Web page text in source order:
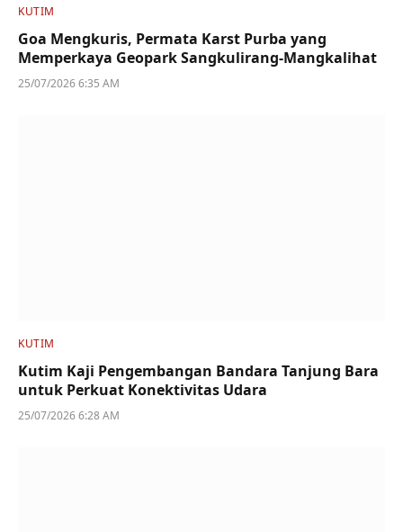
KUTIM
Goa Mengkuris, Permata Karst Purba yang
Memperkaya Geopark Sangkulirang-Mangkalihat
25/07/2026 6:35 AM
KUTIM
Kutim Kaji Pengembangan Bandara Tanjung Bara
untuk Perkuat Konektivitas Udara
25/07/2026 6:28 AM